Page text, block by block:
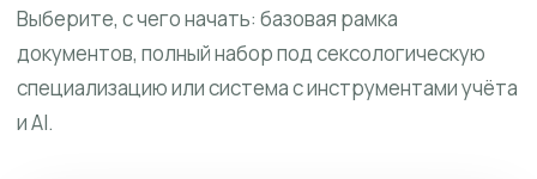
Выберите, с чего начать: базовая рамка
документов, полный набор под сексологическую
специализацию или система с инструментами учёта
и AI.